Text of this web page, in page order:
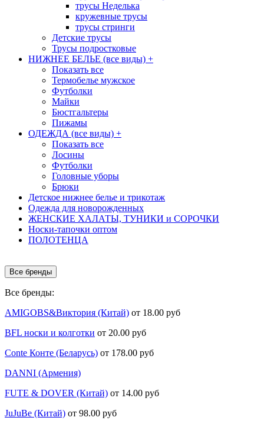
трусы Неделька
кружевные трусы
трусы стринги
Детские трусы
Трусы подростковые
НИЖНЕЕ БЕЛЬЕ (все виды) +
Показать все
Термобелье мужское
Футболки
Майки
Бюстгальтеры
Пижамы
ОДЕЖДА (все виды) +
Показать все
Лосины
Футболки
Головные уборы
Брюки
Детское нижнее белье и трикотаж
Одежда для новорожденных
ЖЕНСКИЕ ХАЛАТЫ, ТУНИКИ и СОРОЧКИ
Носки-тапочки оптом
ПОЛОТЕНЦА
Все бренды
Все бренды:
AMIGOBS&Виктория (Китай) от 18.00 руб
BFL носки и колготки от 20.00 руб
Conte Конте (Беларусь) от 178.00 руб
DANNI (Армения)
FUTE & DOVER (Китай) от 14.00 руб
JuJuBe (Китай) от 98.00 руб